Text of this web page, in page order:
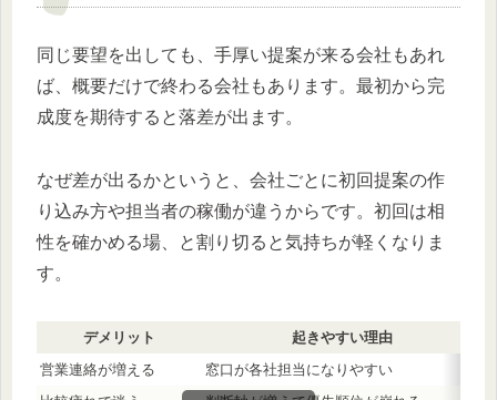
同じ要望を出しても、手厚い提案が来る会社もあれ
ば、概要だけで終わる会社もあります。最初から完
成度を期待すると落差が出ます。
なぜ差が出るかというと、会社ごとに初回提案の作
り込み方や担当者の稼働が違うからです。初回は相
性を確かめる場、と割り切ると気持ちが軽くなりま
す。
デメリット
起きやすい理由
営業連絡が増える
窓口が各社担当になりやすい